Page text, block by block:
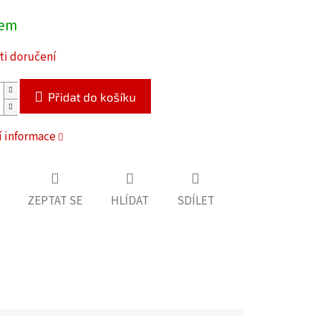
doručení
Přidat do košíku
ZEPTAT SE HLÍDAT SDÍLET